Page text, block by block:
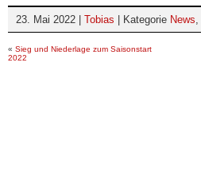
23. Mai 2022 | Tobias | Kategorie News,
« Sieg und Niederlage zum Saisonstart
2022